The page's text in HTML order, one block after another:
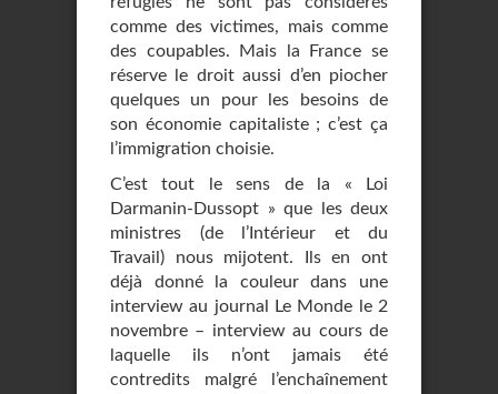
comme des victimes, mais comme
des coupables. Mais la France se
réserve le droit aussi d’en piocher
quelques un pour les besoins de
son économie capitaliste ; c’est ça
l’immigration choisie.
C’est tout le sens de la « Loi
Darmanin-Dussopt » que les deux
ministres (de l’Intérieur et du
Travail) nous mijotent. Ils en ont
déjà donné la couleur dans une
interview au journal Le Monde le 2
novembre – interview au cours de
laquelle ils n’ont jamais été
contredits malgré l’enchaînement